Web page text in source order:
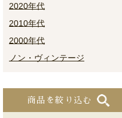
2020年代
2010年代
2000年代
ノン・ヴィンテージ
商品を絞り込む